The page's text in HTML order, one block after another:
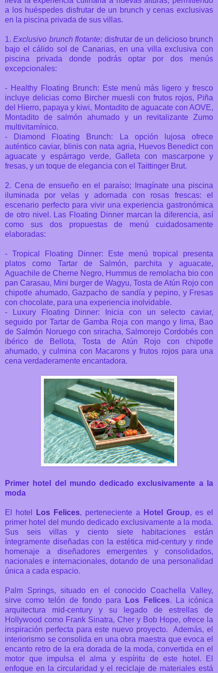
a los huéspedes disfrutar de un brunch y cenas exclusivas
en la piscina privada de sus villas.
1.Exclusivo brunch flotante: disfrutar de un delicioso brunch
bajo el cálido sol de Canarias, en una villa exclusiva con
piscina privada donde podrás optar por dos menús
excepcionales:
- Healthy Floating Brunch: Este menú más ligero y fresco
incluye delicias como Bircher muesli con frutos rojos, Piña
del Hierro, papaya y kiwi, Montadito de aguacate con AOVE,
Montadito de salmón ahumado y un revitalizante Zumo
multivitamínico.
- Diamond Floating Brunch: La opción lujosa ofrece
auténtico caviar, blinis con nata agria, Huevos Benedict con
aguacate y espárrago verde, Galleta con mascarpone y
fresas, y un toque de elegancia con el Taittinger Brut.
2. Cena de ensueño en el paraíso;
Imagínate una piscina
iluminada por velas y adornada con rosas frescas: el
escenario perfecto para vivir una experiencia gastronómica
de otro nivel. Las Floating Dinner marcan la diferencia, así
como sus dos propuestas de menú cuidadosamente
elaboradas:
- Tropical Floating Dinner: Este menú tropical presenta
platos como Tartar de Salmón, parchita y aguacate,
Aguachile de Cherne Negro, Hummus de remolacha bio con
pan Carasau, Mini burger de Wagyu, Tosta de Atún Rojo con
chipotle ahumado, Gazpacho de sandía y pepino, y Fresas
con chocolate, para una experiencia inolvidable.
- Luxury Floating Dinner: Inicia con un selecto caviar,
seguido por Tartar de Gamba Roja con mango y lima, Bao
de Salmón Noruego con sriracha, Salmorejo Cordobés con
ibérico de Bellota, Tosta de Atún Rojo con chipotle
ahumado, y culmina con Macarons y frutos rojos para una
cena verdaderamente encantadora.
Primer hotel del mundo dedicado exclusivamente a la
moda
El hotel Los Felices, perteneciente a Hotel Group, es el
primer hotel del mundo dedicado exclusivamente a la moda.
Sus seis villas y ciento siete habitaciones están
íntegramente diseñadas con la estética mid-century y rinde
homenaje a diseñadores emergentes y consolidados,
nacionales e internacionales, dotando de una personalidad
única a cada espacio.
Palm Springs, situado en el conocido Coachella Valley,
sirve como telón de fondo para
Los Felices. La icónica
arquitectura mid-century y su legado de estrellas de
Hollywood como Frank Sinatra, Cher y Bob Hope, ofrece la
inspiración perfecta para este nuevo proyecto.Además, el
interiorismo se consolida en una obra maestra que evoca el
encanto retro de la era dorada de la moda, convertida en el
motor que impulsa el alma y espíritu de este hotel. El
enfoque en la circularidad y el reciclaje de materiales está